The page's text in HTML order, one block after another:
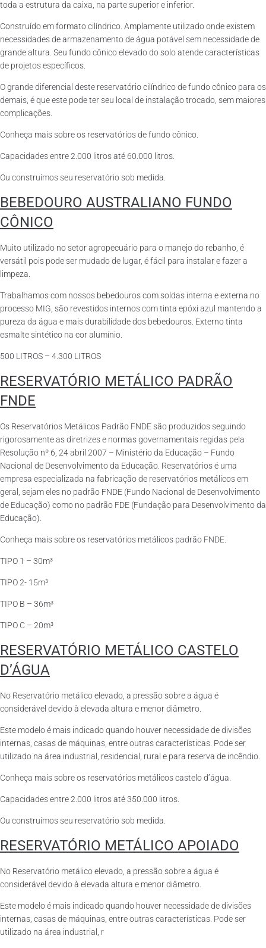
toda a estrutura da caixa, na parte superior e inferior.
Construído em formato cilíndrico. Amplamente utilizado onde existem
necessidades de armazenamento de água potável sem necessidade de
grande altura. Seu fundo cônico elevado do solo atende características
de projetos específicos.
O grande diferencial deste reservatório cilíndrico de fundo cônico para os
demais, é que este pode ter seu local de instalação trocado, sem maiores
complicações.
Conheça mais sobre os reservatórios de fundo cônico.
Capacidades entre 2.000 litros até 60.000 litros.
Ou construímos seu reservatório sob medida.
BEBEDOURO AUSTRALIANO FUNDO
CÔNICO
Muito utilizado no setor agropecuário para o manejo do rebanho, é
versátil pois pode ser mudado de lugar, é fácil para instalar e fazer a
limpeza.
Trabalhamos com nossos bebedouros com soldas interna e externa no
processo MIG, são revestidos internos com tinta epóxi azul mantendo a
pureza da água e mais durabilidade dos bebedouros. Externo tinta
esmalte sintético na cor alumínio.
500 LITROS – 4.300 LITROS
RESERVATÓRIO METÁLICO PADRÃO
FNDE
Os Reservatórios Metálicos Padrão FNDE são produzidos seguindo
rigorosamente as diretrizes e normas governamentais regidas pela
Resolução nº 6, 24 abril 2007 – Ministério da Educação – Fundo
Nacional de Desenvolvimento da Educação. Reservatórios é uma
empresa especializada na fabricação de reservatórios metálicos em
geral, sejam eles no padrão FNDE (Fundo Nacional de Desenvolvimento
de Educação) como no padrão FDE (Fundação para Desenvolvimento da
Educação).
Conheça mais sobre os reservatórios metálicos padrão FNDE.
TIPO 1 – 30m³
TIPO 2- 15m³
TIPO B – 36m³
TIPO C – 20m³
RESERVATÓRIO METÁLICO CASTELO
D’ÁGUA
No Reservatório metálico elevado, a pressão sobre a água é
considerável devido à elevada altura e menor diâmetro.
Este modelo é mais indicado quando houver necessidade de divisões
internas, casas de máquinas, entre outras características. Pode ser
utilizado na área industrial, residencial, rural e para reserva de incêndio.
Conheça mais sobre os reservatórios metálicos castelo d’água.
Capacidades entre 2.000 litros até 350.000 litros.
Ou construímos seu reservatório sob medida.
RESERVATÓRIO METÁLICO APOIADO
No Reservatório metálico elevado, a pressão sobre a água é
considerável devido à elevada altura e menor diâmetro.
Este modelo é mais indicado quando houver necessidade de divisões
internas, casas de máquinas, entre outras características. Pode ser
utilizado na área industrial, r